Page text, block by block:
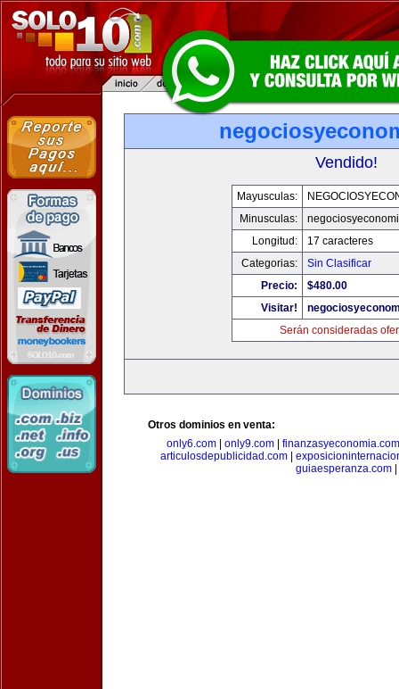
Vendido!
Mayusculas:
Minusculas:
Longitud:
17 caracteres
Categorias:
Sin Clasificar
Precio:
$480.00
Visitar!
Serán consideradas
Otros dominios en venta:
only6.com| only9.com| finanzasyeconomia.com
articulosdepublicidad.com|
guiaesperanza.com